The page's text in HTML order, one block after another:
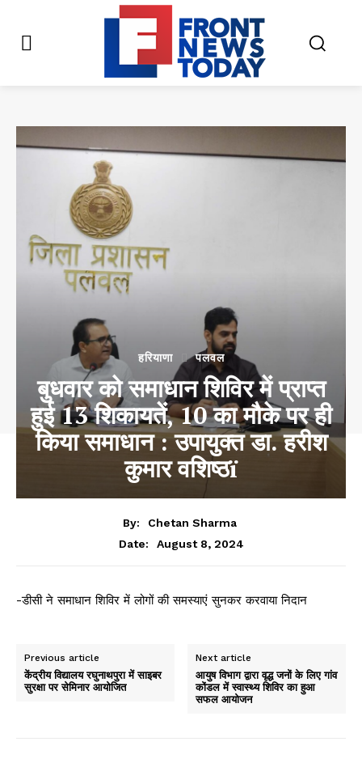
हरियाणा पलवल
बुधवार को समाधान शिविर में प्राप्त
हुई 13 शिकायतें, 10 का मौके पर ही
किया समाधान : उपायुक्त डा. हरीश
कुमार वशिष्ठï
By:
Chetan Sharma
Date:
August 8, 2024
-डीसी ने समाधान शिविर में लोगों की समस्याएं सुनकर करवाया निदान
Previous article
केंद्रीय विद्यालय रघुनाथपुरा में साइबर
सुरक्षा पर सेमिनार आयोजित
Next article
आयुष विभाग द्वारा वृद्ध जनों के लिए गांव
कोंडल में स्वास्थ्य शिविर का हुआ
सफल आयोजन